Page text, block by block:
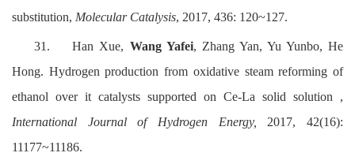
substitution, Molecular Catalysis, 2017, 436: 120~127.
31. Han Xue, Wang Yafei, Zhang Yan, Yu Yunbo, He
Hong. Hydrogen production from oxidative steam reforming of
ethanol over it catalysts supported on Ce-La solid solution ,
International Journal of Hydrogen Energy,
2017, 42(16):
11177~11186.